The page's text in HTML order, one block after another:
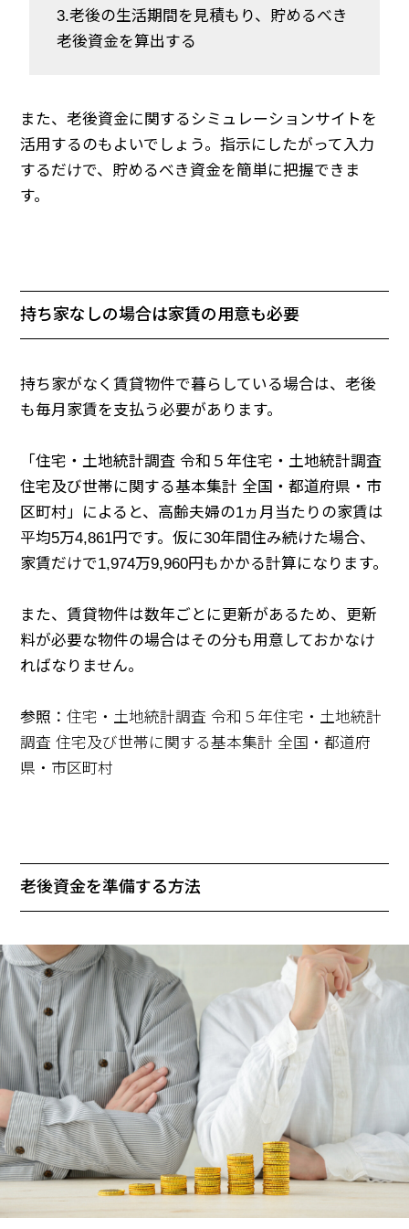
3.老後の生活期間を見積もり、貯めるべき
老後資金を算出する
また、老後資金に関するシミュレーションサイトを
活用するのもよいでしょう。指示にしたがって入力
するだけで、貯めるべき資金を簡単に把握できま
す。
持ち家なしの場合は家賃の用意も必要
持ち家がなく賃貸物件で暮らしている場合は、老後
も毎月家賃を支払う必要があります。
「住宅・土地統計調査 令和５年住宅・土地統計調査
住宅及び世帯に関する基本集計 全国・都道府県・市
区町村」によると、高齢夫婦の1ヵ月当たりの家賃は
平均5万4,861円です。仮に30年間住み続けた場合、
家賃だけで1,974万9,960円もかかる計算になります。
また、賃貸物件は数年ごとに更新があるため、更新
料が必要な物件の場合はその分も用意しておかなけ
ればなりません。
参照：住宅・土地統計調査 令和５年住宅・土地統計
調査 住宅及び世帯に関する基本集計 全国・都道府
県・市区町村
老後資金を準備する方法